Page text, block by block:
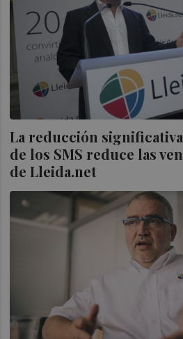
La reducción
de los SMS reduce las
de Lleida.net